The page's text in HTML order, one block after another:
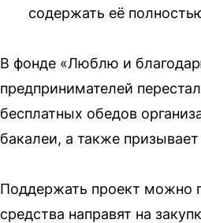
содержать её
В фонде «Люблю и
предпринимателей
бесплатных обедов
бакалеи, а также
Поддержать проект можно
средства направят на